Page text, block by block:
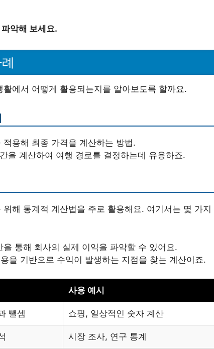
악해 보세요.
에서 어떻게 활용되는지를 알아보도록 할까요.
용해 최종 가격을 계산하는 방법.
을 계산하여 여행 경로를 결정하는데 유용하죠.
해 통계적 계산법을 주로 활용해요. 여기서는 몇 가지
통해 회사의 실제 이익을 파악할 수 있어요.
을 기반으로 수익이 발생하는 지점을 찾는 계산이죠.
사용 예시
뺄셈 쇼핑, 일상적인 숫자 계산
시장 조사, 연구 통계